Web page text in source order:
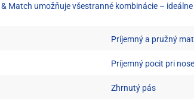
Match umožňuje všestranné kombinácie –
Príjemný a pružný
Príjemný pocit pri
Zhrnutý pás